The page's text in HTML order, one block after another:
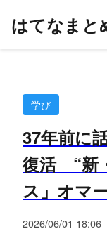
はてなまと
学び
37年前に
復活 “新
ス」オマ
2026/06/01 18:06